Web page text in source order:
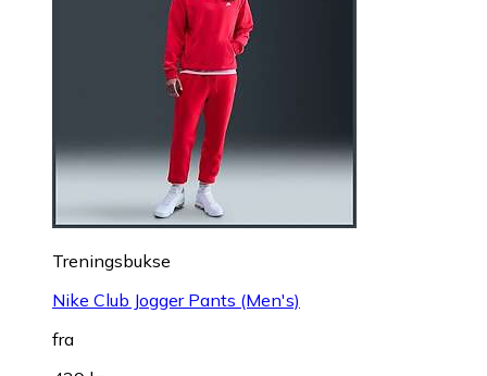
Treningsbukse
Nike Club Jogger Pants (Men's)
fra